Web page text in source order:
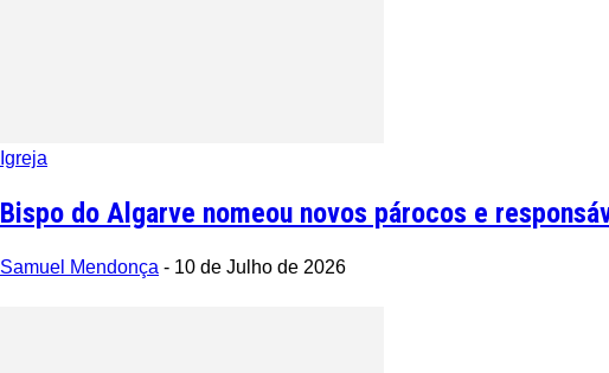
Igreja
Bispo do Algarve nomeou novos párocos e
Samuel Mendonça - 10 de Julho de 2026